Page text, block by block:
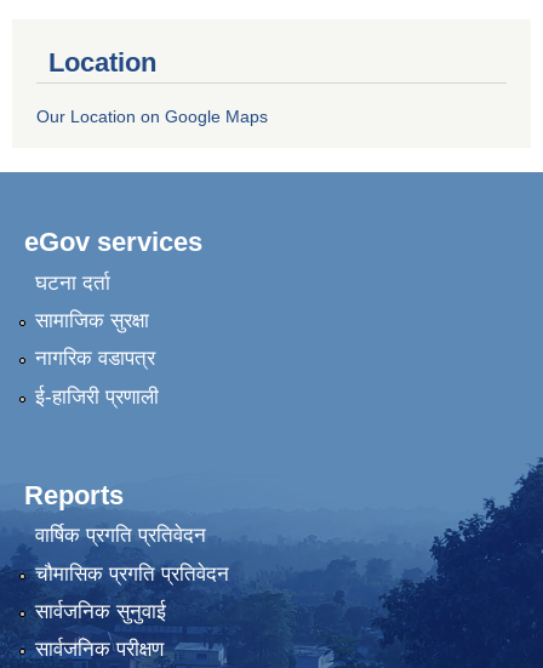
Location
Our Location on Google Maps
eGov services
घटना दर्ता
सामाजिक सुरक्षा
नागरिक वडापत्र
ई-हाजिरी प्रणाली
Reports
वार्षिक प्रगति प्रतिवेदन
चौमासिक प्रगति प्रतिवेदन
सार्वजनिक सुनुवाई
सार्वजनिक परीक्षण